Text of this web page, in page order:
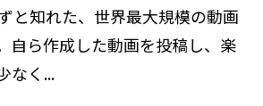
と知れた、世界最大規模の動画
自ら作成した動画を投稿し、楽
なく...